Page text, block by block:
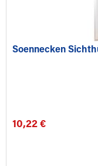
Soennecken
10,22 €